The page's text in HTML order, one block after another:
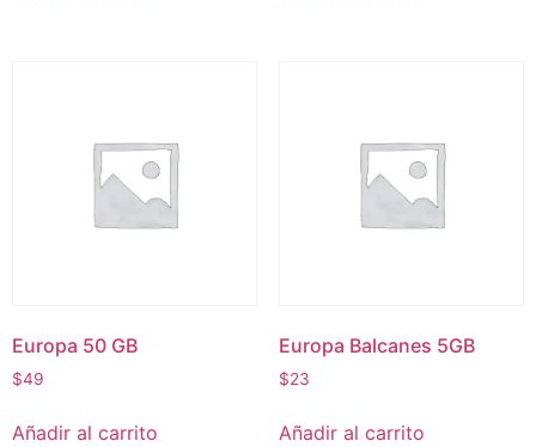
Europa 50 GB
$49
Añadir al carrito
Europa Balcanes 5GB
$23
Añadir al carrito